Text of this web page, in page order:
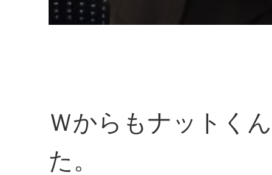
Ｗからもナットく
た。